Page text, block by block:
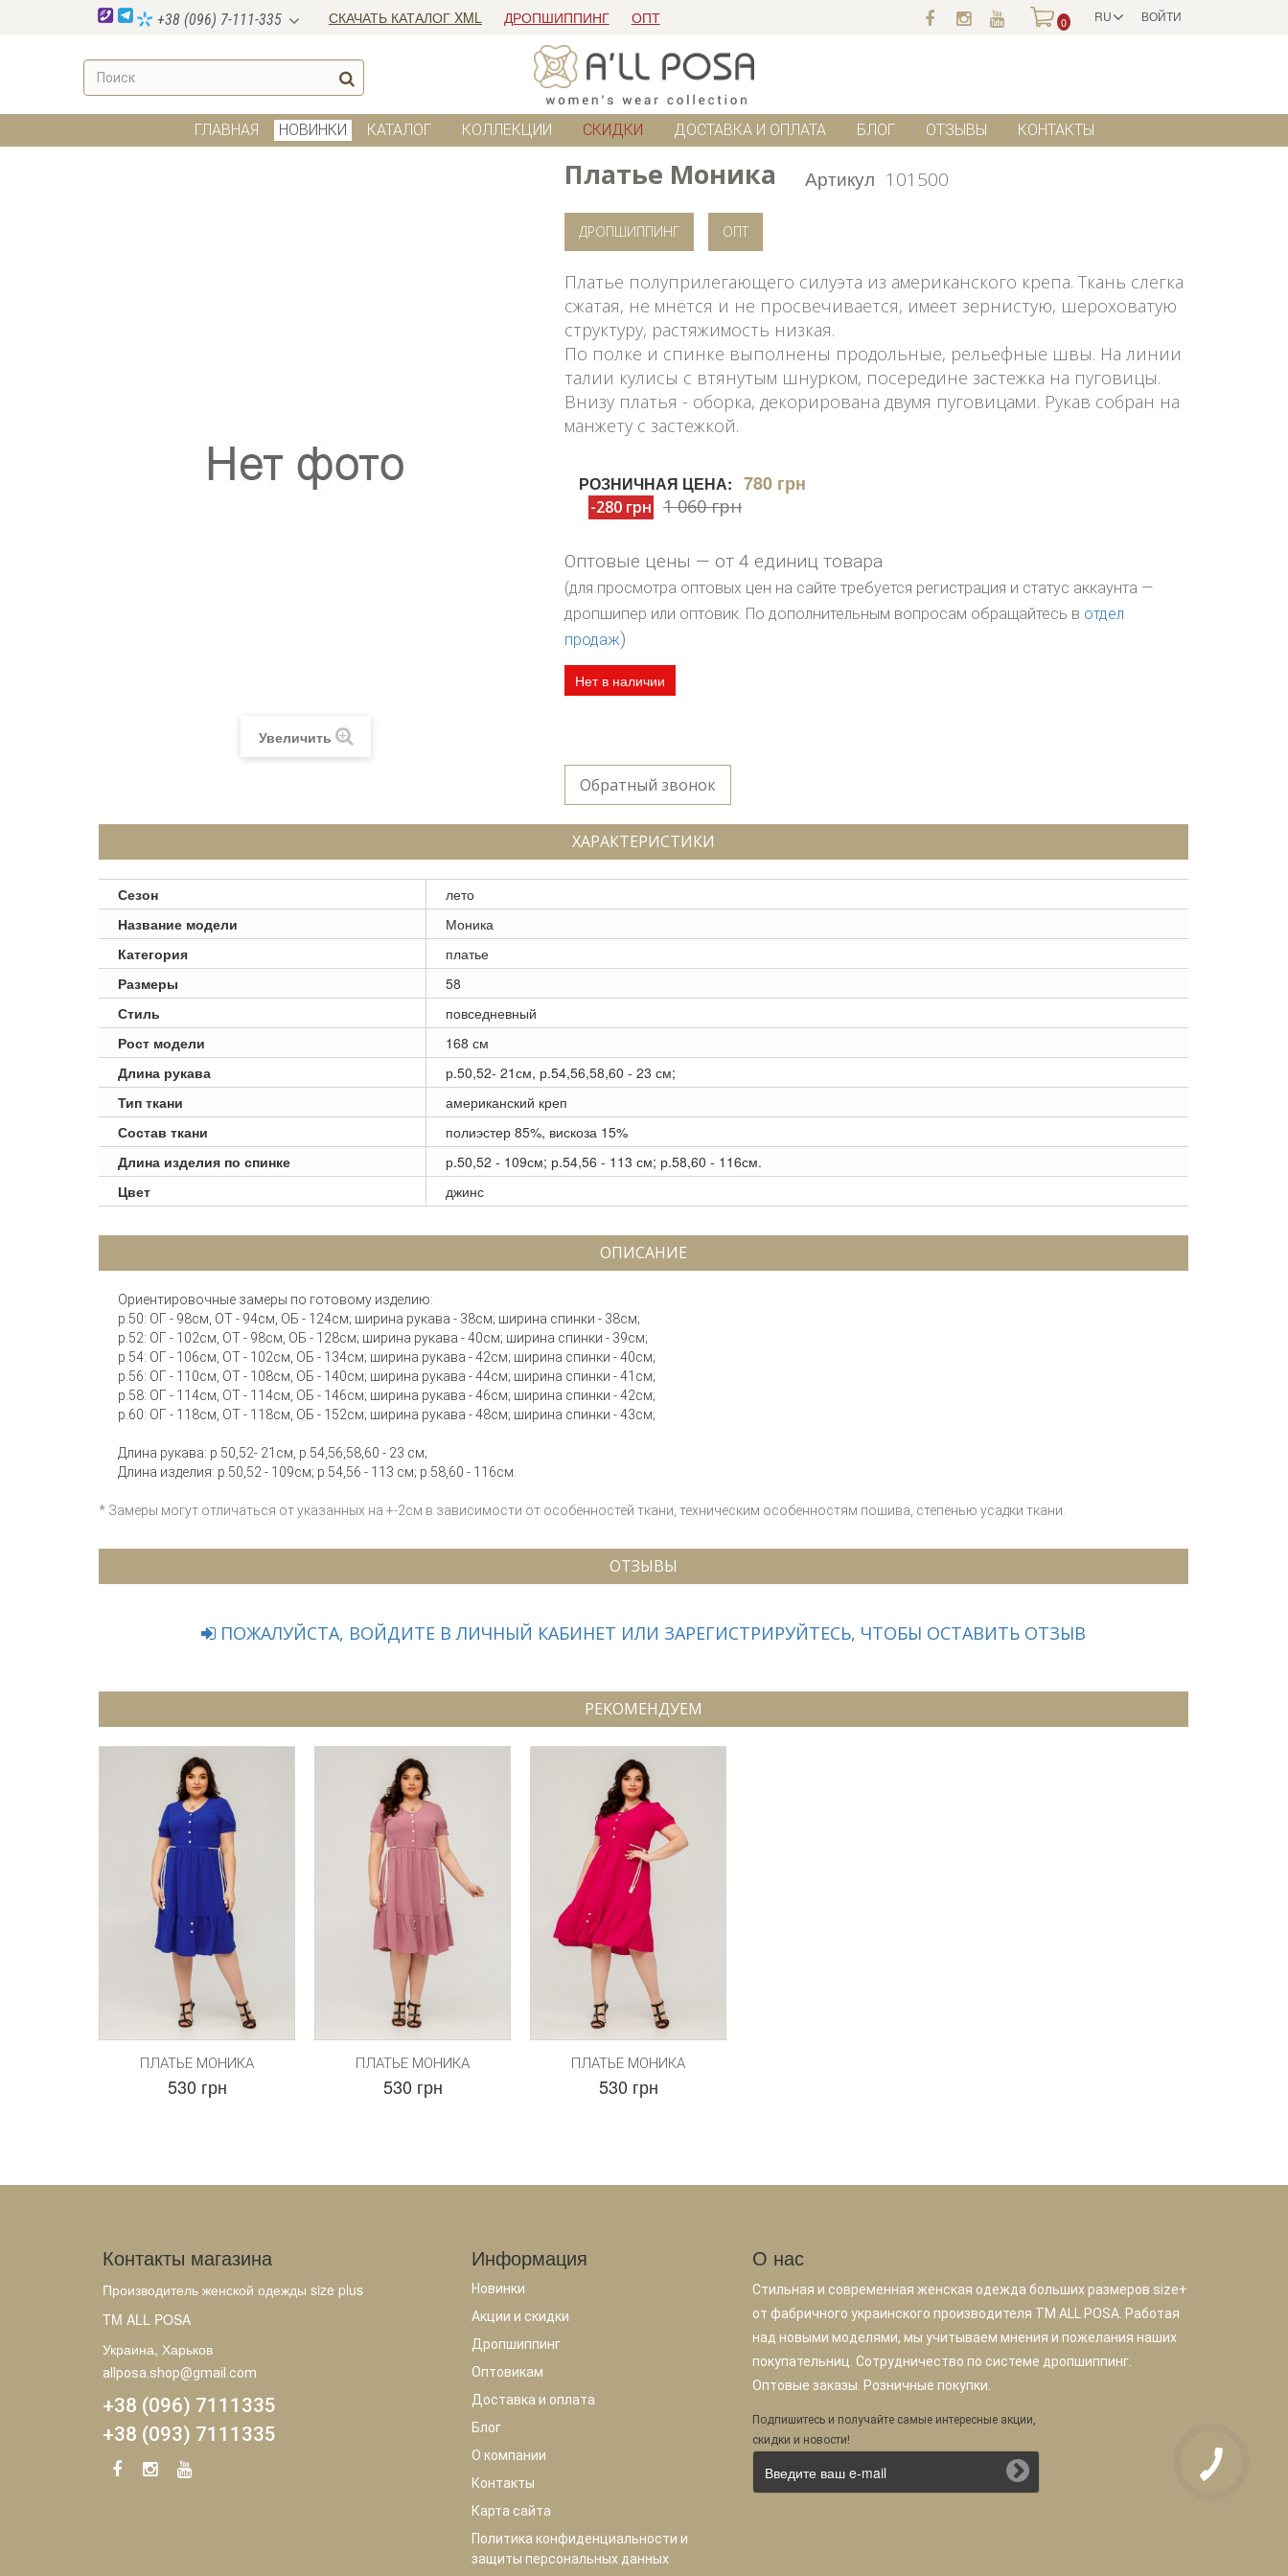
ВОЙТИ
RU
+38 (096) 7-111-335 СКАЧАТЬ КАТАЛОГ XML ДРОПШИППИНГ ОПТ 0
ГЛАВНАЯ НОВИНКИ КАТАЛОГ КОЛЛЕКЦИИ СКИДКИ ДОСТАВКА И ОПЛАТА БЛОГ ОТЗЫВЫ КОНТАКТЫ
Увеличить
Платье Моника Артикул 101500
ДРОПШИППИНГ ОПТ
Платье полуприлегающего силуэта из американского крепа. Ткань слегка
сжатая, не мнётся и не просвечивается, имеет зернистую, шероховатую
структуру, растяжимость низкая.
По полке и спинке выполнены продольные, рельефные швы. На линии
талии кулисы с втянутым шнурком, посередине застежка на пуговицы.
Внизу платья - оборка, декорирована двумя пуговицами. Рукав собран на
манжету с застежкой.
РОЗНИЧНАЯ ЦЕНА: 780 грн
-280 грн 1 060 грн
Оптовые цены — от 4 единиц товара
(для просмотра оптовых цен на сайте требуется регистрация и статус аккаунта —
дропшипер или оптовик. По дополнительным вопросам обращайтесь в отдел
продаж)
Нет в наличии
Обратный звонок
ХАРАКТЕРИСТИКИ
Сезон
лето
Название модели
Моника
Категория
платье
Размеры
58
Стиль
повседневный
Рост модели
168 см
Длина рукава
р.50,52- 21см, р.54,56,58,60 - 23 см;
Тип ткани
американский креп
Состав ткани
полиэстер 85%, вискоза 15%
Длина изделия по спинке
р.50,52 - 109см; р.54,56 - 113 см; р.58,60 - 116см.
Цвет
джинс
ОПИСАНИЕ
Ориентировочные замеры по готовому изделию:
р.50: ОГ - 98см, ОТ - 94см, ОБ - 124см; ширина рукава - 38см; ширина спинки - 38см;
р.52: ОГ - 102см, ОТ - 98см, ОБ - 128см; ширина рукава - 40см; ширина спинки - 39см;
р.54: ОГ - 106см, ОТ - 102см, ОБ - 134см; ширина рукава - 42см; ширина спинки - 40см;
р.56: ОГ - 110см, ОТ - 108см, ОБ - 140см; ширина рукава - 44см; ширина спинки - 41см;
р.58: ОГ - 114см, ОТ - 114см, ОБ - 146см; ширина рукава - 46см; ширина спинки - 42см;
р.60: ОГ - 118см, ОТ - 118см, ОБ - 152см; ширина рукава - 48см; ширина спинки - 43см;
Длина рукава: р.50,52- 21см, р.54,56,58,60 - 23 см;
Длина изделия: р.50,52 - 109см; р.54,56 - 113 см; р.58,60 - 116см.
* Замеры могут отличаться от указанных на +-2см в зависимости от особенностей ткани, техническим особенностям пошива, степенью усадки ткани.
ОТЗЫВЫ
ПОЖАЛУЙСТА, ВОЙДИТЕ В ЛИЧНЫЙ КАБИНЕТ ИЛИ ЗАРЕГИСТРИРУЙТЕСЬ, ЧТОБЫ ОСТАВИТЬ ОТЗЫВ
РЕКОМЕНДУЕМ
ПЛАТЬЕ МОНИКА
530 грн
ПЛАТЬЕ МОНИКА
530 грн
ПЛАТЬЕ МОНИКА
530 грн
Контакты магазина
Производитель женской одежды size plus
TM ALL POSA
Украина, Харьков
allposa.shop@gmail.com
+38 (096) 7111335
+38 (093) 7111335
Информация
Новинки
Акции и скидки
Дропшиппинг
Оптовикам
Доставка и оплата
Блог
О компании
Контакты
Карта сайта
Политика конфиденциальности и
защиты персональных данных
О нас
Стильная и современная женская одежда больших размеров size+
от фабричного украинского производителя TM ALL POSA. Работая
над новыми моделями, мы учитываем мнения и пожелания наших
покупательниц. Сотрудничество по системе дропшиппинг.
Оптовые заказы. Розничные покупки.
Подпишитесь и получайте самые интересные акции,
скидки и новости!